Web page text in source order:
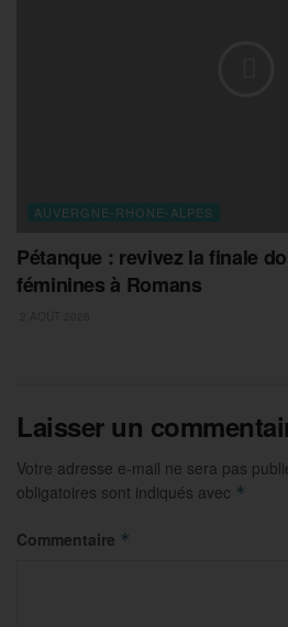
AUVERGNE-RHONE-ALPES
Pétanque : revivez la finale
féminines à Romans
Laisser un
Votre adresse e-mail ne sera pas
obligatoires sont indiqués avec *
Commentaire *